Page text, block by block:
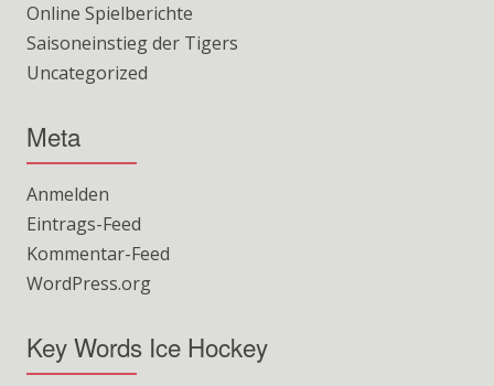
Online Spielberichte
Saisoneinstieg der Tigers
Uncategorized
Meta
Anmelden
Eintrags-Feed
Kommentar-Feed
WordPress.org
Key Words Ice Hockey